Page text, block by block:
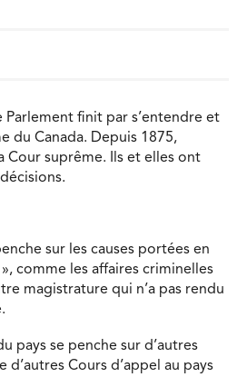
Parlement finit par s’entendre et
du Canada. Depuis 1875,
Cour suprême. Ils et elles ont
sur les causes portées en
comme les affaires criminelles
magistrature qui n’a pas rendu
pays se penche sur d’autres
d’autres Cours d’appel au pays